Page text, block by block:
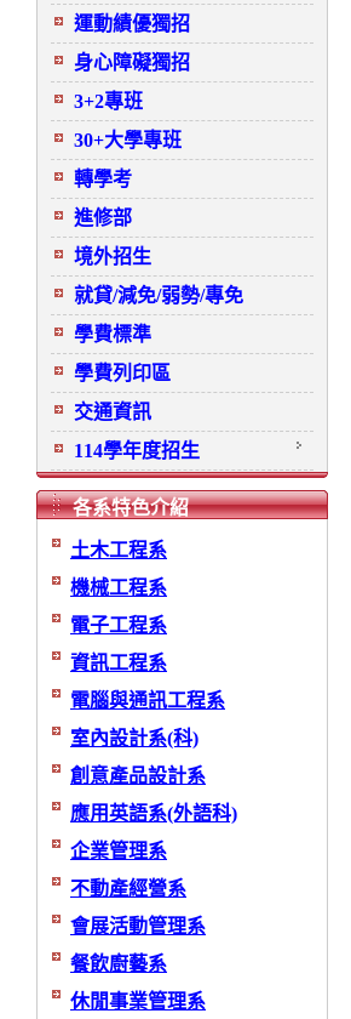
運動績優獨招
身心障礙獨招
3+2專班
30+大學專班
轉學考
進修部
境外招生
就貸/減免/弱勢/專免
學費標準
學費列印區
交通資訊
114學年度招生
各系特色介紹
土木工程系
機械工程系
電子工程系
資訊工程系
電腦與通訊工程系
室內設計系(科)
創意產品設計系
應用英語系(外語科)
企業管理系
不動產經營系
會展活動管理系
餐飲廚藝系
休閒事業管理系